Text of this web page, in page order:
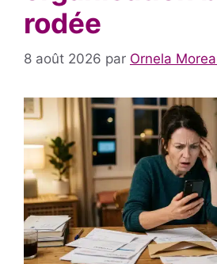
rodée
8 août 2026 par Ornela